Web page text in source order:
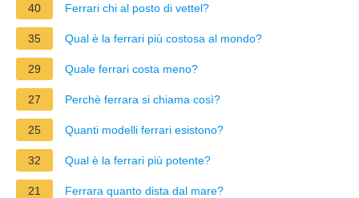
40 Ferrari chi al posto di vettel?
35 Qual è la ferrari più costosa al mondo?
29 Quale ferrari costa meno?
27 Perchè ferrara si chiama così?
25 Quanti modelli ferrari esistono?
32 Qual è la ferrari più potente?
21 Ferrara quanto dista dal mare?